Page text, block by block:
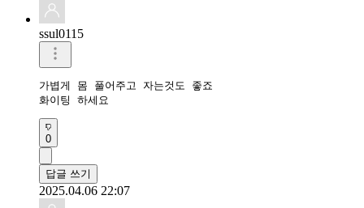
ssul0115
가볍게 몸 풀어주고 자는것도 좋죠
화이팅 하세요
0
답글 쓰기
2025.04.06 22:07